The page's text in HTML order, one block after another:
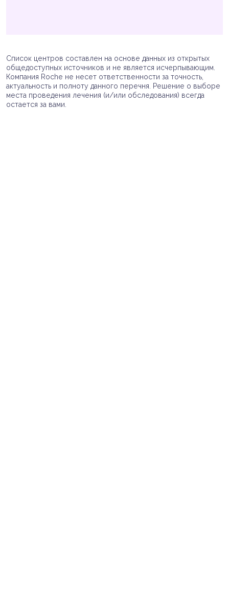
Список центров составлен на основе данных из открытых
общедоступных источников и не является исчерпывающим.
Компания Roche не несет ответственности за точность,
актуальность и полноту данного перечня. Решение о выборе
места проведения лечения (и/или обследования) всегда
остается за вами.